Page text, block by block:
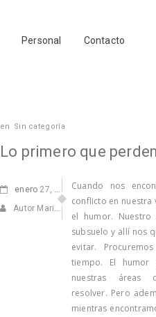
Personal Contacto
en Sin categoría
Lo primero que
enero 27, 2013
Autor Marisa Navarro
Cuando nos
conflicto en
el humor.
subsuelo y allí nos
evitar.
tiempo. El
nuestras áreas
resolver. Pero
mientras